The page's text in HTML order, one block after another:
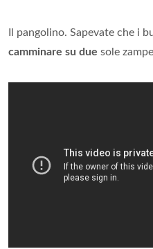
Il pangolino. Sapevate che i
camminare su due sole